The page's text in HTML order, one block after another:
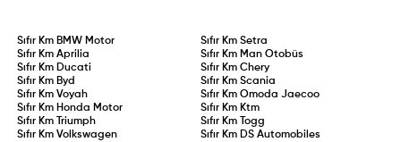
Sıfır Km BMW Motor Sıfır Km Setra
Sıfır KmAprilia Sıfır Km Man Otobüs
Sıfır Km Ducati Sıfır Km Chery
Sıfır Km Byd Sıfır Km Scania
Sıfır KmVoyah Sıfır Km Omoda Jaecoo
Sıfır Km Honda Motor Sıfır Km Ktm
Sıfır Km
Triumph Sıfır Km
Togg
Sıfır KmVolkswagen Sıfır Km DS Automobiles